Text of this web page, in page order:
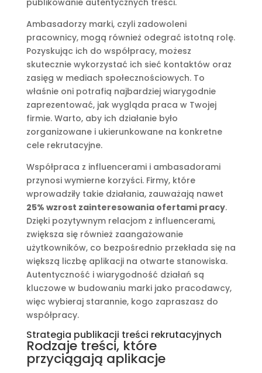
Ambasadorzy marki, czyli zadowoleni
pracownicy, mogą również odegrać istotną rolę.
Pozyskując ich do współpracy, możesz
skutecznie wykorzystać ich sieć kontaktów oraz
zasięg w mediach społecznościowych. To
właśnie oni potrafią najbardziej wiarygodnie
zaprezentować, jak wygląda praca w Twojej
firmie. Warto, aby ich działanie było
zorganizowane i ukierunkowane na konkretne
cele rekrutacyjne.
Współpraca z influencerami i ambasadorami
przynosi wymierne korzyści. Firmy, które
wprowadziły takie działania, zauważają nawet
25% wzrost zainteresowania ofertami pracy.
Dzięki pozytywnym relacjom z influencerami,
zwiększa się również zaangażowanie
użytkowników, co bezpośrednio przekłada się na
większą liczbę aplikacji na otwarte stanowiska.
Autentyczność i wiarygodność działań są
kluczowe w budowaniu marki jako pracodawcy,
więc wybieraj starannie, kogo zapraszasz do
współpracy.
Strategia publikacji treści rekrutacyjnych
Rodzaje treści, które
przyciągają aplikacje